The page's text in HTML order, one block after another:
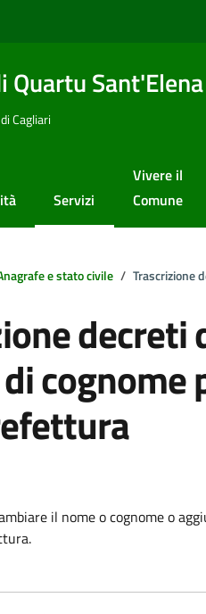
Quartu Sant'Elena
Cagliari
Servizi
Vivere il
Comune
e stato civile Trascrizione
decreti
il nome o cognome o